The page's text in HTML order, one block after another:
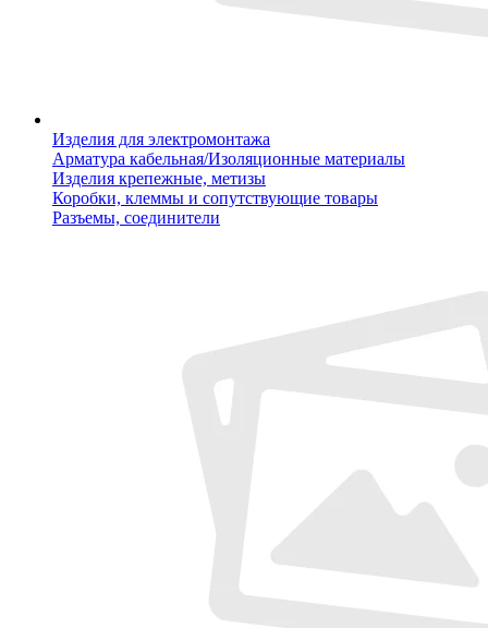
Изделия для электромонтажа
Арматура кабельная/Изоляционные материалы
Изделия крепежные, метизы
Коробки, клеммы и сопутствующие товары
Разъемы, соединители